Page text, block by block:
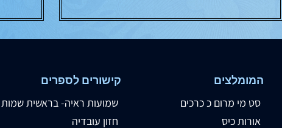
המומלצים
סט מי מרום כ כרכים
אורות כיס
קישורים לספרים
שמועות ראיה- בראשית שמות
חזון עובדיה